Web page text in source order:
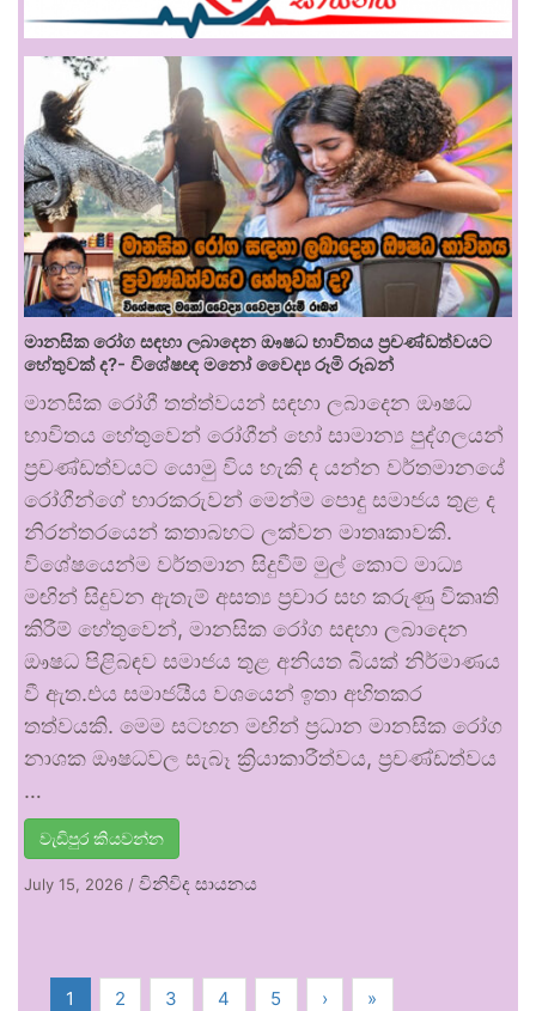
මානසික රෝග සඳහා ලබාදෙන ඖෂධ භාවිතය ප්‍රචණ්ඩත්වයට
හේතුවක් ද?- විශේෂඥ මනෝ වෛද්‍ය රූමි රූබන්
මානසික රෝගී තත්ත්වයන් සඳහා ලබාදෙන ඖෂධ
භාවිතය හේතුවෙන් රෝගීන් හෝ සාමාන්‍ය පුද්ගලයන්
ප්‍රචණ්ඩත්වයට යොමු විය හැකි ද යන්න වර්තමානයේ
රෝගීන්ගේ භාරකරුවන් මෙන්ම පොදු සමාජය තුළ ද
නිරන්තරයෙන් කතාබහට ලක්වන මාතෘකාවකි.
විශේෂයෙන්ම වර්තමාන සිදුවීම් මුල් කොට මාධ්‍ය
මඟින් සිදුවන ඇතැම් අසත්‍ය ප්‍රචාර සහ කරුණු විකෘති
කිරීම් හේතුවෙන්, මානසික රෝග සඳහා ලබාදෙන
ඖෂධ පිළිබඳව සමාජය තුළ අනියත බියක් නිර්මාණය
වී ඇත.එය සමාජයීය වශයෙන් ඉතා අහිතකර
තත්වයකි. මෙම සටහන මඟින් ප්‍රධාන මානසික රෝග
නාශක ඖෂධවල සැබෑ ක්‍රියාකාරීත්වය, ප්‍රචණ්ඩත්වය
…
වැඩිපුර කියවන්න
July 15, 2026 / විනිවිද සායනය
1 2 3 4 5 › »